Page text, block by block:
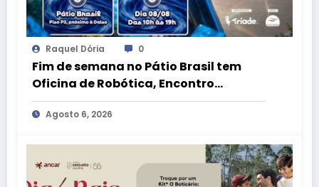
Raquel Dória 0
Fim de semana no Pátio Brasil tem
Oficina de Robótica, Encontro
Pokémon e atrações para o Dia dos
PaisAgosto 6, 2026